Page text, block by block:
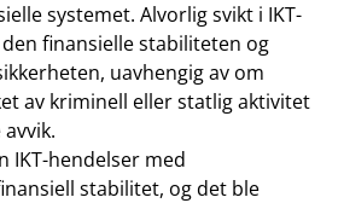
systemet. Alvorlig svikt i IKT-
finansielle stabiliteten og
uavhengig av om
av kriminell eller statlig aktivitet
IKT-hendelser med
stabilitet, og det ble